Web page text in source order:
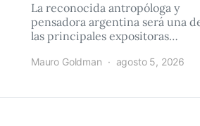
La reconocida antropóloga y
pensadora argentina será una
las principales expositoras…
Mauro Goldman agosto 5, 2026